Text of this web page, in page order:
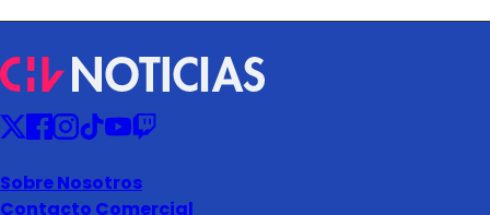
Sobre Nosotros
Contacto Comercial